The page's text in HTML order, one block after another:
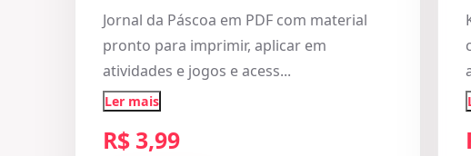
Jornal da Páscoa em PDF com material
pronto para imprimir, aplicar em
atividades e jogos e acess...
Ler mais
R$ 3,99